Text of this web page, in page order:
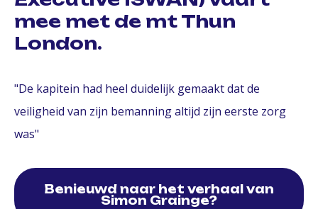
mee met de mt Thun
London.
"De kapitein had heel duidelijk gemaakt dat de
veiligheid van zijn bemanning altijd zijn eerste zorg
was"
Benieuwd naar het verhaal van
Simon Grainge?